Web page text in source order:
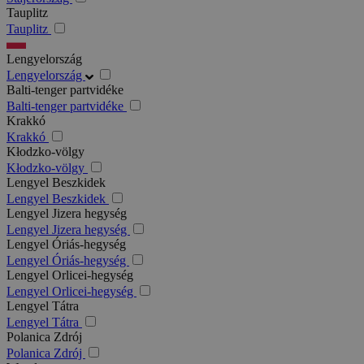
Tauplitz
Tauplitz
Lengyelország
Lengyelország
Balti-tenger partvidéke
Balti-tenger partvidéke
Krakkó
Krakkó
Kłodzko-völgy
Kłodzko-völgy
Lengyel Beszkidek
Lengyel Beszkidek
Lengyel Jizera hegység
Lengyel Jizera hegység
Lengyel Óriás-hegység
Lengyel Óriás-hegység
Lengyel Orlicei-hegység
Lengyel Orlicei-hegység
Lengyel Tátra
Lengyel Tátra
Polanica Zdrój
Polanica Zdrój